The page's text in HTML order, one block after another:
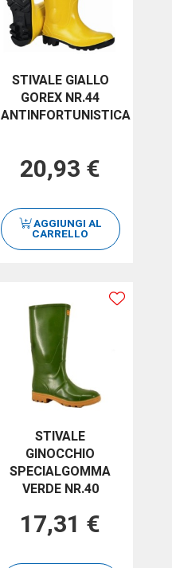
STIVALE GIALLO
GOREX NR.44
ANTINFORTUNISTICA
20,93 €
AGGIUNGI AL
CARRELLO
STIVALE
GINOCCHIO
SPECIALGOMMA
VERDE NR.40
17,31 €